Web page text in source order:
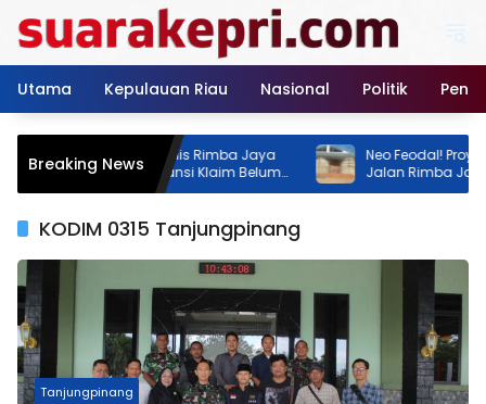
konten
Utama
Kepulauan Riau Nasional Politik
Breaking News
GOR Tenis Rimba Jaya
Dua Instansi Klaim Belum
Neo Feodal! Proyek
Jalan Rimba Jaya Berani
Izin, Pemilik Malah Pamer
KODIM 0315 Tanjungpinang
Tanjungpinang